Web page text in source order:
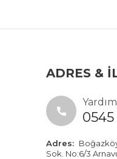
ADRES &
0545
Adres:
Sok. No:6/3